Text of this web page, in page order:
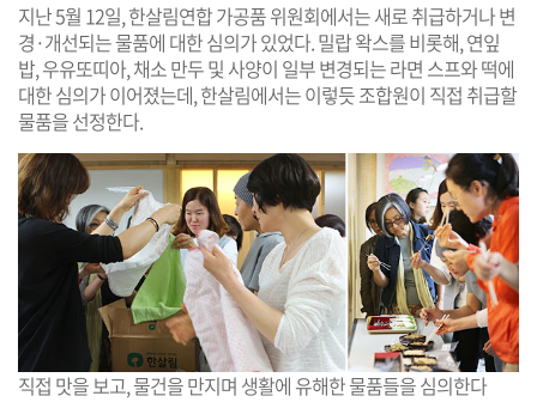
지난 5월 12일, 한살림연합 가공품 위원회에서는 새로 취급하거나 변
경·개선되는 물품에 대한 심의가 있었다. 밀랍 왁스를 비롯해, 연잎
밥, 우유또띠아, 채소 만두 및 사양이 일부 변경되는 라면 스프와 떡에
대한 심의가 이어졌는데, 한살림에서는 이렇듯 조합원이 직접 취급할
물품을 선정한다.
직접 맛을 보고, 물건을 만지며 생활에 유해한 물품들을 심의한다